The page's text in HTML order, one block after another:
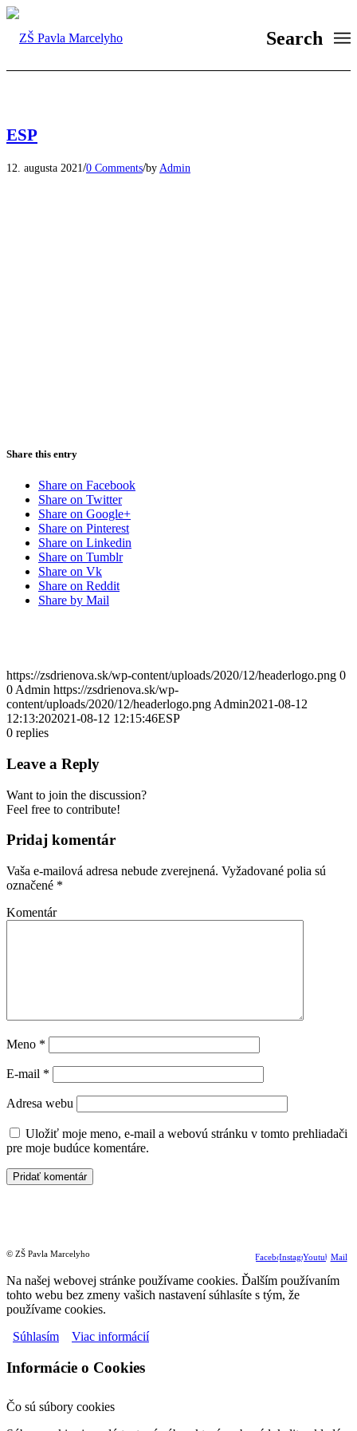
Search
ESP
12. augusta 2021/0 Comments/by Admin
Share this entry
Share on Facebook
Share on Twitter
Share on Google+
Share on Pinterest
Share on Linkedin
Share on Tumblr
Share on Vk
Share on Reddit
Share by Mail
https://zsdrienova.sk/wp-content/uploads/2020/12/headerlogo.png 0
0 Admin https://zsdrienova.sk/wp-
content/uploads/2020/12/headerlogo.png Admin2021-08-12
12:13:202021-08-12 12:15:46ESP
0 replies
Leave a Reply
Want to join the discussion?
Feel free to contribute!
Pridaj komentár
Vaša e-mailová adresa nebude zverejnená. Vyžadované polia sú
označené *
Komentár
Meno *
E-mail *
Adresa webu
Uložiť moje meno, e-mail a webovú stránku v tomto prehliadači
pre moje budúce komentáre.
© ZŠ Pavla Marcelyho FacebookInstagramYoutubeMail
Na našej webovej stránke používame cookies. Ďalším používaním
tohto webu bez zmeny vašich nastavení súhlasíte s tým, že
používame cookies.
Súhlasím
Viac informácií
Informácie o Cookies
Čo sú súbory cookies